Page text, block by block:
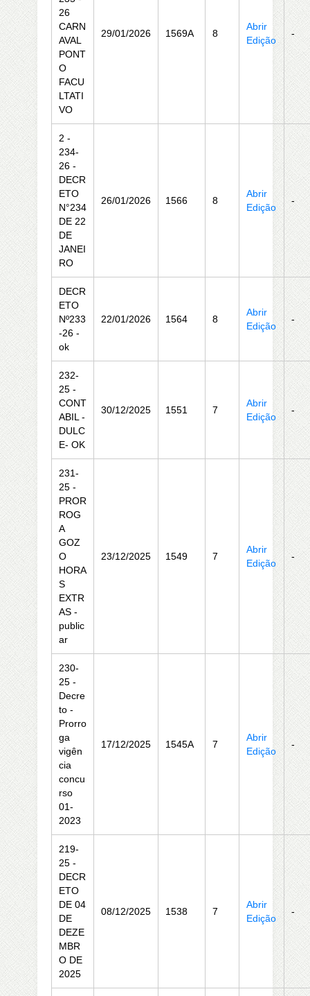
26
CARN
AVAL
PONT
O
FACU
LTATI
VO
29/01/2026 1569A 8
Abrir
Edição
-
2 -
234-
26 -
DECR
ETO
N°234
DE 22
DE
JANEI
RO
26/01/2026 1566 8
Abrir
Edição
-
DECR
ETO
Nº233
-26 -
ok
22/01/2026 1564 8
Abrir
Edição
-
232-
25 -
CONT
ABIL -
DULC
E- OK
30/12/2025 1551 7
Abrir
Edição
-
231-
25 -
PROR
ROG
A
GOZ
O
HORA
S
EXTR
AS -
public
ar
23/12/2025 1549 7
Abrir
Edição
-
230-
25 -
Decre
to -
Prorro
ga
vigên
cia
concu
rso
01-
2023
17/12/2025 1545A 7
Abrir
Edição
-
219-
25 -
DECR
ETO
DE 04
DE
DEZE
MBR
O DE
2025
08/12/2025 1538 7
Abrir
Edição
-